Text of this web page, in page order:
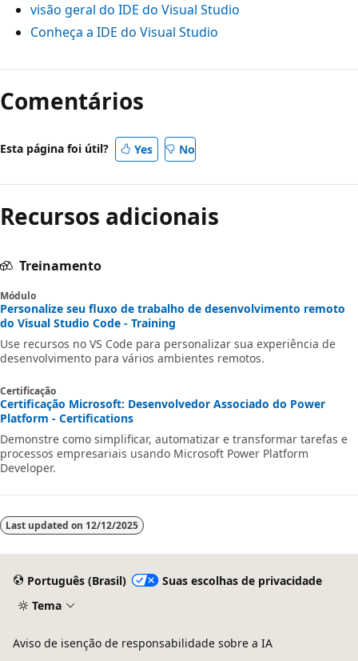
visão geral do IDE do Visual Studio
Conheça a IDE do Visual Studio
Comentários
Esta página foi útil? Yes No
Recursos adicionais
Treinamento
Módulo
Personalize seu fluxo de trabalho de desenvolvimento remoto
do Visual Studio Code - Training
Use recursos no VS Code para personalizar sua experiência de
desenvolvimento para vários ambientes remotos.
Certificação
Certificação Microsoft: Desenvolvedor Associado do Power
Platform - Certifications
Demonstre como simplificar, automatizar e transformar tarefas e
processos empresariais usando Microsoft Power Platform
Developer.
Last updated on 12/12/2025
Português (Brasil)
Suas escolhas de privacidade
Tema
Aviso de isenção de responsabilidade sobre a IA